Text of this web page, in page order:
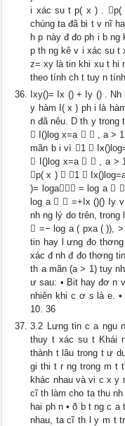
i xác su t p( x ) .
chúng ta đã bi t v nĩ
h p này đ đo ph i b
p th ng kê v i xác su t
z= xy là tin khi xu t hi
theo tính ch t tuy n
Ixy()= Ix () + Iy () .
y hàm I( x ) ph i là
n đã nêu. D th y trong
 I()log x=a   , a >
mãn b i vì 1 
 I()log x=a   , a >
p( x )  1 
)= loga = log a 
log a   =+Ix ()() Iy
nh ng lý do trên,
 =− log a ( pxa ( )),
tin hay l ưng đo
xác đ nh đ đo thơng
th a mãn (a > 1) tuy
ư sau: • Bit hay đơ n
nhiên khi c ơ s là e.
10. 36
3.2 Lưng tin c a ngu
thuy t xác su t Khái
thành t lâu trong t ư
gi thi t r ng trong m t
khác nhau và vi c x y
cĩ th làm cho ta thu
hai ph n • ð b t ng c
nhau, ta cĩ th l y m t